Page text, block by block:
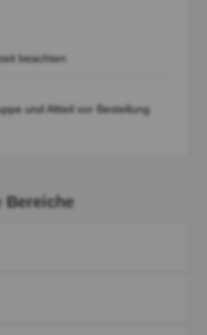
beachten
und Altteil vor Bestellung
Bereiche